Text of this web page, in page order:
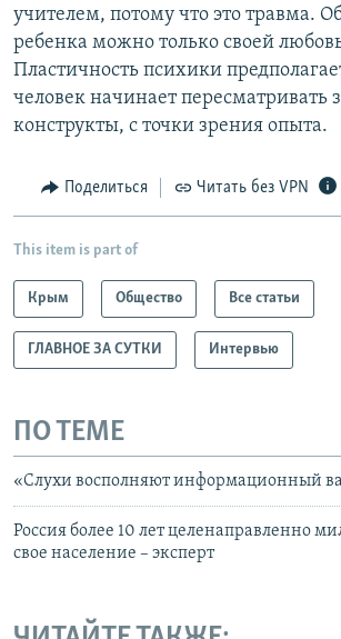
учителем, потому что это травма.
ребенка можно только своей
Пластичность психики
человек начинает пересматривать
конструкты, с точки зрения опыта.
Поделиться Читать без VPN
This item is part of
Крым Общество Все статьи
ГЛАВНОЕ ЗА СУТКИ Интервью
ПО ТЕМЕ
«Слухи восполняют информационный
Россия более 10 лет целенаправленно
свое население – эксперт